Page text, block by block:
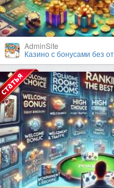
AdminSite
Казино с бонусами без